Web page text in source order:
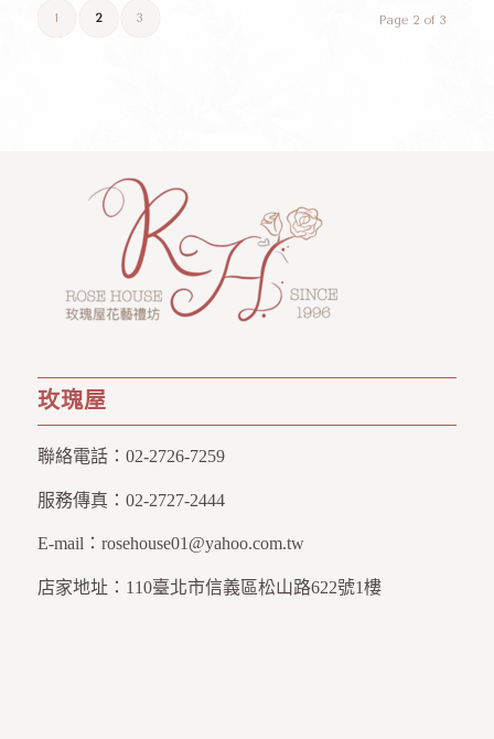
Page 2 of 3
1 2 3
玫瑰屋
聯絡電話： 02-2726-7259
服務傳真： 02-2727-2444
E-mail： rosehouse01@yahoo.com.tw
店家地址： 110臺北市信義區松山路622號1樓